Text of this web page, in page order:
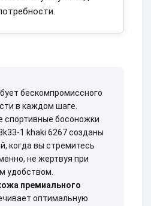
бескомпромиссного
в каждом шаге.
босоножки
1 khaki 6267 созданы
когда вы стремитесь
не жертвуя при
удобством.
премиального
оптимальную